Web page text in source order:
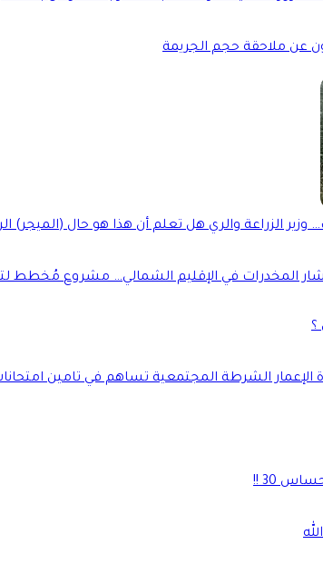
عن ملاحقة حجم الجريمة
الزراعة والري هل تعلم أن هذا هو حال (الميجر)
المخدرات في الإقليم الشمالي… مشروع مُخطط
؟
الإعمار الشرطة المجتمعية تساهم في تامين